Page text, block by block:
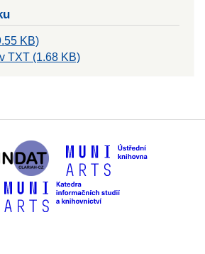
KB)
TXT (1.68 KB)